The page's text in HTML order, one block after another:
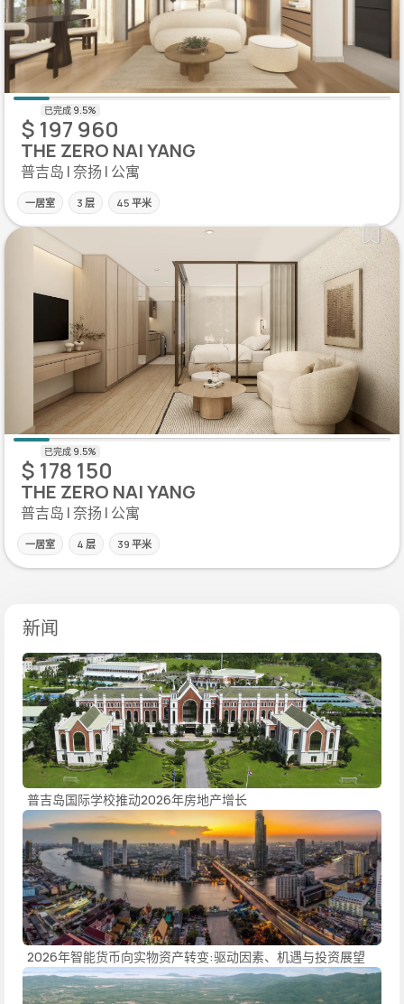
$ 197 960
THE ZERO NAI YANG
普吉岛 | 奈扬 | 公寓
一居室 3 层 45 平米
$ 178 150
THE ZERO NAI YANG
普吉岛 | 奈扬 | 公寓
一居室 4 层 39 平米
新闻
普吉岛国际学校推动2026年房地产增长
2026年智能货币向实物资产转变:驱动因素、机遇与投资展望